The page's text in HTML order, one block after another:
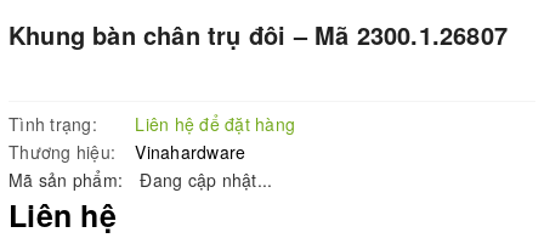
Khung bàn chân trụ đôi – Mã 2300.1.26807
Tình trạng:
Liên hệ để đặt hàng
Thương hiệu:
Vinahardware
Mã sản phẩm:
Đang cập nhật...
Liên hệ